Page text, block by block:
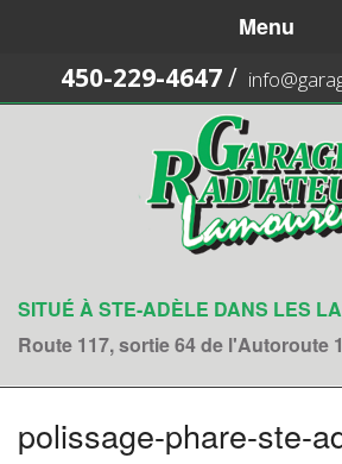
Menu
450-229-4647/
SITUÉ À STE-ADÈLE DANS LES
Route 117, sortie 64 de l'Autoroute
polissage-phare-ste-